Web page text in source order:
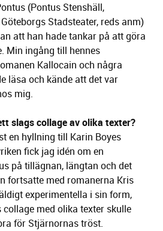
(Pontus Stenshäll,
Stadsteater, reds anm)
att han hade tankar på att göra
Min ingång till hennes
Kallocain och några
läsa och kände att det var
mig.
slags collage av olika texter?
en hyllning till Karin Boyes
fick jag idén om en
på tillägnan, längtan och det
fortsatte med romanerna Kris
experimentella i sin form,
med olika texter skulle
för Stjärnornas tröst.